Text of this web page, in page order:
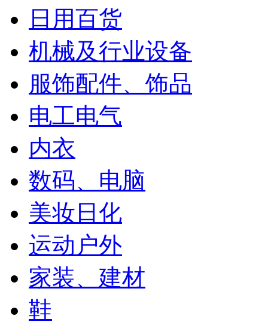
日用百货
机械及行业设备
服饰配件、饰品
电工电气
内衣
数码、电脑
美妆日化
运动户外
家装、建材
鞋